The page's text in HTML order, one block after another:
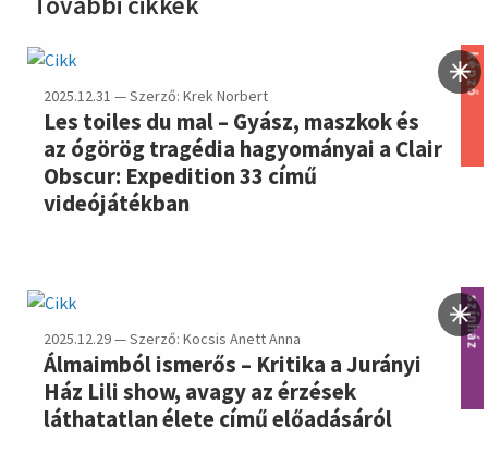
képző
2025.12.31 — Szerző: Krek Norbert
Les toiles du mal – Gyász, maszkok és
az ógörög tragédia hagyományai a Clair
Obscur: Expedition 33 című
videójátékban
színház
2025.12.29 — Szerző: Kocsis Anett Anna
Álmaimból ismerős – Kritika a Jurányi
Ház Lili show, avagy az érzések
láthatatlan élete című előadásáról